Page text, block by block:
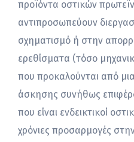
προϊόντα οστικών
αντιπροσωπεύουν
σχηματισμό ή στην
ερεθίσματα (τόσο
που προκαλούνται από
άσκησης συνήθως
που είναι ενδεικτικοί
χρόνιες προσαρμογές